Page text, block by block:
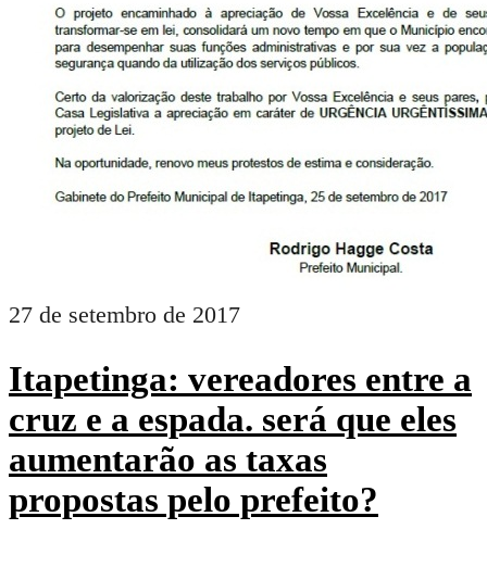
27 de setembro de 2017
Itapetinga: vereadores entre a
cruz e a espada. será que eles
aumentarão as taxas
propostas pelo prefeito?